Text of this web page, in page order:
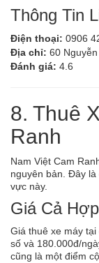
Thông Tin
Điện thoại: 0906
Địa chỉ: 60
Đánh giá: 4.6
8. Thuê
Ranh
Nam Việt Cam
nguyên bản. Đây
vực này.
Giá Cả
Giá thuê xe máy
số và 180.000đ/
cũng là một điểm